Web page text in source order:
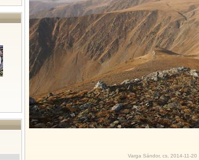
Varga Sándor, cs, 2014-11-20